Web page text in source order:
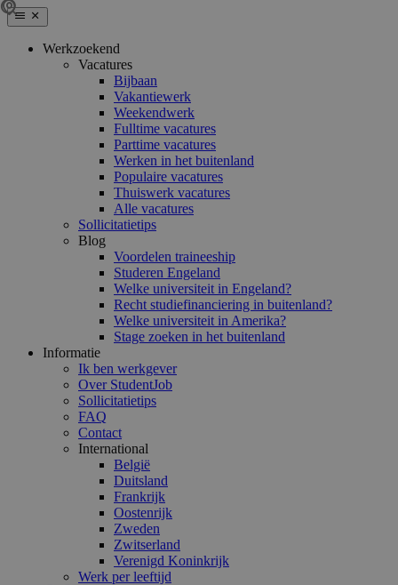
Werkzoekend
Vacatures
Bijbaan
Vakantiewerk
Weekendwerk
Fulltime vacatures
Parttime vacatures
Werken in het buitenland
Populaire vacatures
Thuiswerk vacatures
Alle vacatures
Sollicitatietips
Blog
Voordelen traineeship
Studeren Engeland
Welke universiteit in Engeland?
Recht studiefinanciering in buitenland?
Welke universiteit in Amerika?
Stage zoeken in het buitenland
Informatie
Ik ben werkgever
Over StudentJob
Sollicitatietips
FAQ
Contact
International
België
Duitsland
Frankrijk
Oostenrijk
Zweden
Zwitserland
Verenigd Koninkrijk
Werk per leeftijd